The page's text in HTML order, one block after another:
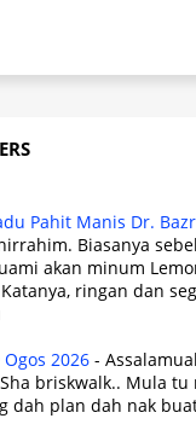
Pahit Manis Dr.
Biasanya
akan minum
ringan dan
2026 -
briskwalk.. Mula
dah plan dah nak